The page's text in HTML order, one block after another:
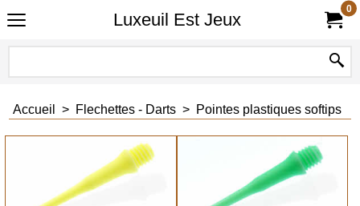
Luxeuil Est Jeux
0
Accueil > Flechettes - Darts > Pointes plastiques softips